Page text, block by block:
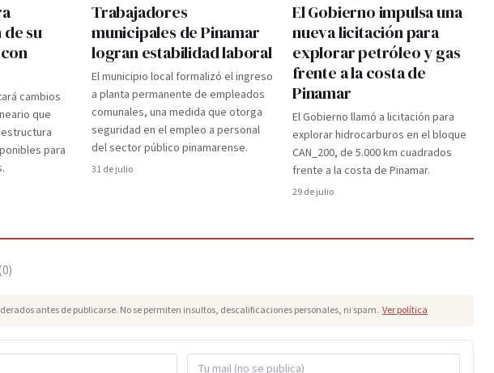
su
cambios
que
para
Trabajadores
municipales de Pinamar
logran estabilidad laboral
El municipio local formalizó el ingreso
a planta permanente de empleados
comunales, una medida que otorga
seguridad en el empleo a personal
del sector público pinamarense.
31 de julio
El Gobierno impulsa una
nueva licitación para
explorar petróleo y gas
frente a la costa de
Pinamar
El Gobierno llamó a licitación para
explorar hidrocarburos en el bloque
CAN_200, de 5.000 km cuadrados
frente a la costa de Pinamar.
29 de julio
0)
antes de publicarse. No se permiten insultos, descalificaciones personales, ni spam. Ver política